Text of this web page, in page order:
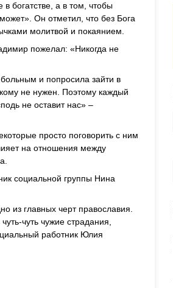
богатстве, а в том, чтобы
Он отметил, что без Бога
молитвой и покаянием.
пожелал: «Никогда не
и попросила зайти в
не нужен. Поэтому каждый
не оставит нас» –
просто поговорить с ним
на отношения между
социальной группы Нина
из главных черт православия.
чуть чужие страдания,
работник Юлия